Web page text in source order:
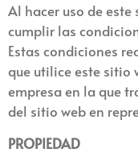
Al hacer uso de
cumplir las
Estas condiciones
que utilice este sitio
empresa en la que
del sitio web en
PROPIEDAD